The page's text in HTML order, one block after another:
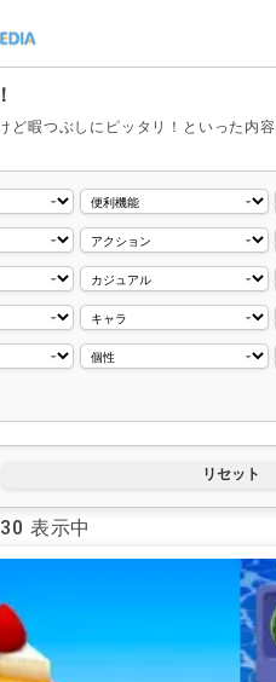
暇つぶしにピッタリ！といった内
表示中